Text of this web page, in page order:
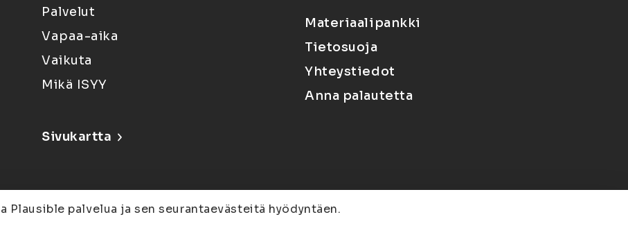
Palvelut
Vapaa-aika
Vaikuta
Mikä ISYY
Sivukartta
Materiaalipankki
Tietosuoja
Yhteystiedot
Anna palautetta
palvelua ja sen seurantaevästeitä hyödyntäen.